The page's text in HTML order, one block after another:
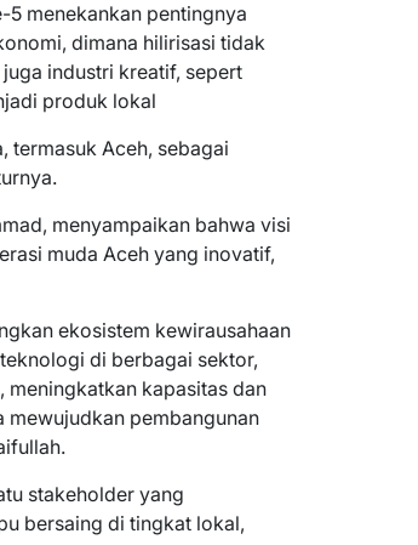
menekankan pentingnya
dimana hilirisasi tidak
industri kreatif, sepert
produk lokal
termasuk Aceh, sebagai
menyampaikan bahwa visi
muda Aceh yang inovatif,
ekosistem kewirausahaan
di berbagai sektor,
kapasitas dan
mewujudkan pembangunan
stakeholder yang
bersaing di tingkat lokal,